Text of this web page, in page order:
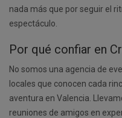
nada más que por seguir el
espectáculo.
Por qué confiar en
No somos una agencia de
locales que conocen cada
aventura en Valencia.
reuniones de amigos en